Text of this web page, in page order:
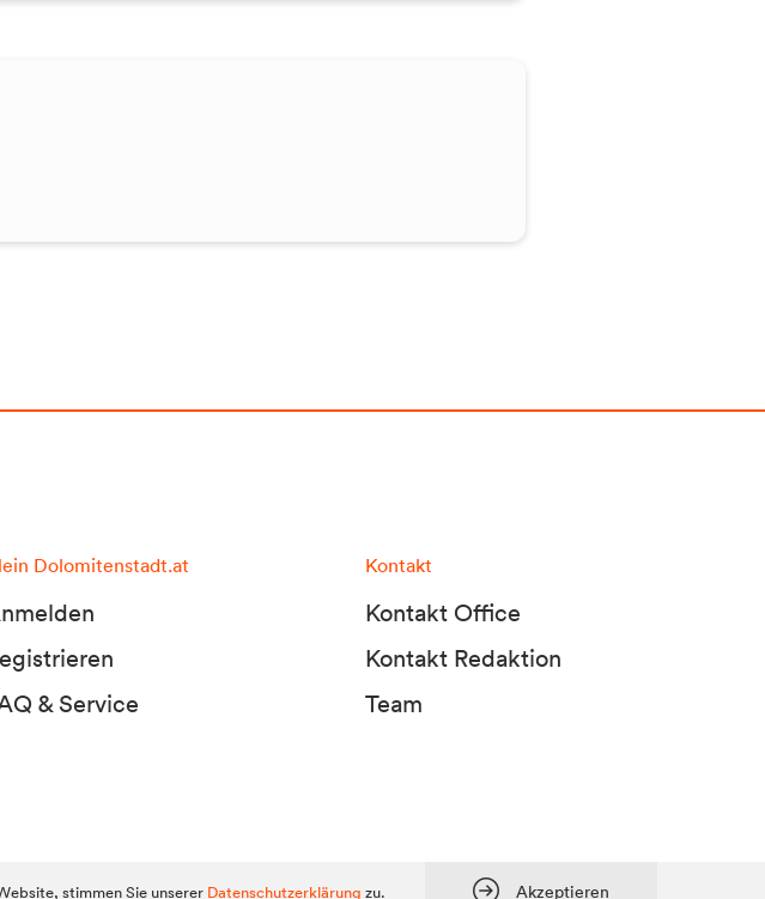
Dolomitenstadt.at
& Service
Kontakt
Kontakt Office
Kontakt Redaktion
Team
Dolomitenstadt Media KG, Dolomitenstraße 1 / 7. Stock, 9900 Lienz, Tel.:
stimmen Sie unserer Datenschutzerklärung zu. Akzeptieren